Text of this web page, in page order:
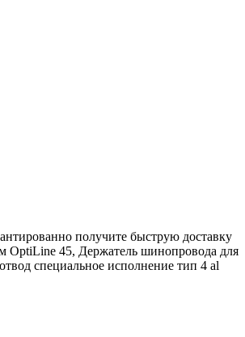
получите быструю доставку
OptiLine 45, Держатель шинопровода для
специальное исполнение тип 4 al